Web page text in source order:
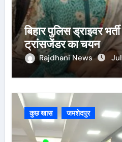
बिहार पुलिस ड्राइवर
ट्रांसजेंडर का चयन
Rajdhani News
कुछ खास जमशेदपुर